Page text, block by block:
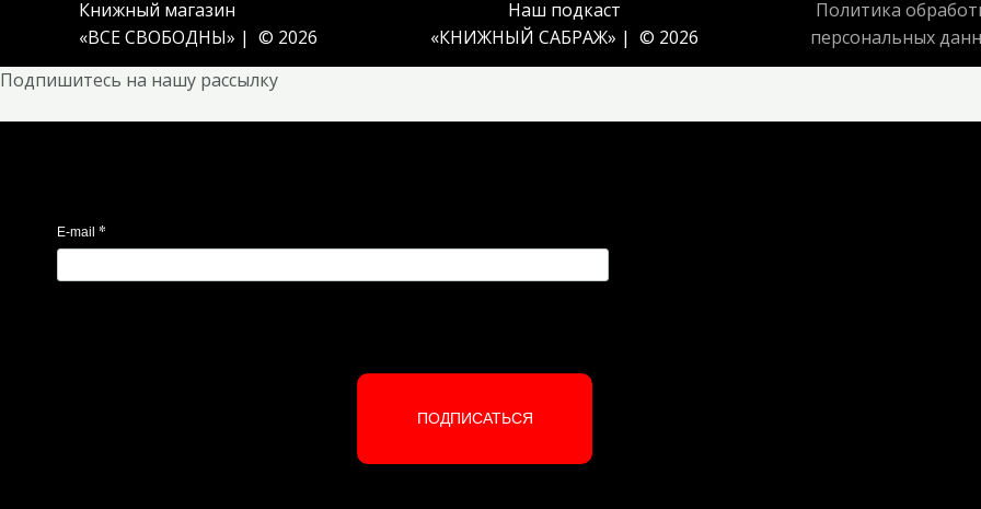
Книжный магазин
«ВСЕ СВОБОДНЫ» | © 2026
Наш подкаст
«КНИЖНЫЙ САБРАЖ» | © 2026
Политика
персональных
Подпишитесь на нашу рассылку
E-mail *
ПОДПИСАТЬСЯ